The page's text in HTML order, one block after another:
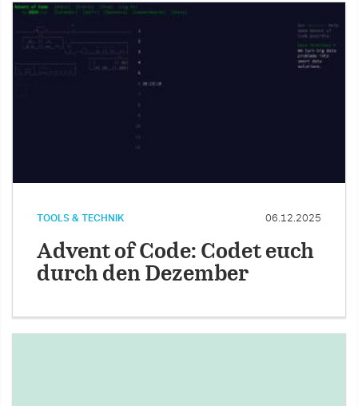
TOOLS & TECHNIK 06.12.2025
Advent of Code: Codet euch
durch den Dezember